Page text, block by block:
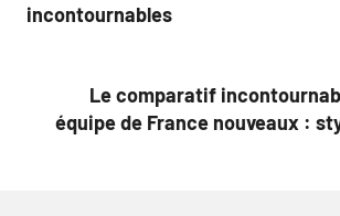
l’article
incontournables
Le comparatif
équipe de France nouveaux :